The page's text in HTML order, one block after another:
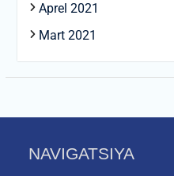
Aprel 2021
Mart 2021
NAVIGATSIYA